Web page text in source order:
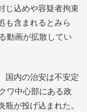
じ込めや容疑者拘束
も含まれるとみら
動画が拡散してい
国内の治安は不安定
ワ中心部にある政
が投げ込まれた。